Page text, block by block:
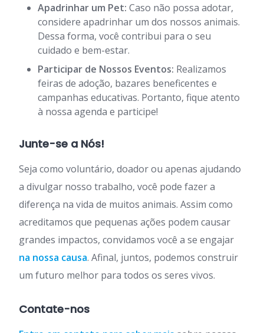
Apadrinhar um Pet: Caso não possa adotar,
considere apadrinhar um dos nossos animais.
Dessa forma, você contribui para o seu
cuidado e bem-estar.
Participar de Nossos Eventos: Realizamos
feiras de adoção, bazares beneficentes e
campanhas educativas. Portanto, fique atento
à nossa agenda e participe!
Junte-se a Nós!
Seja como voluntário, doador ou apenas ajudando
a divulgar nosso trabalho, você pode fazer a
diferença na vida de muitos animais. Assim como
acreditamos que pequenas ações podem causar
grandes impactos, convidamos você a se engajar
na nossa causa. Afinal, juntos, podemos construir
um futuro melhor para todos os seres vivos.
Contate-nos